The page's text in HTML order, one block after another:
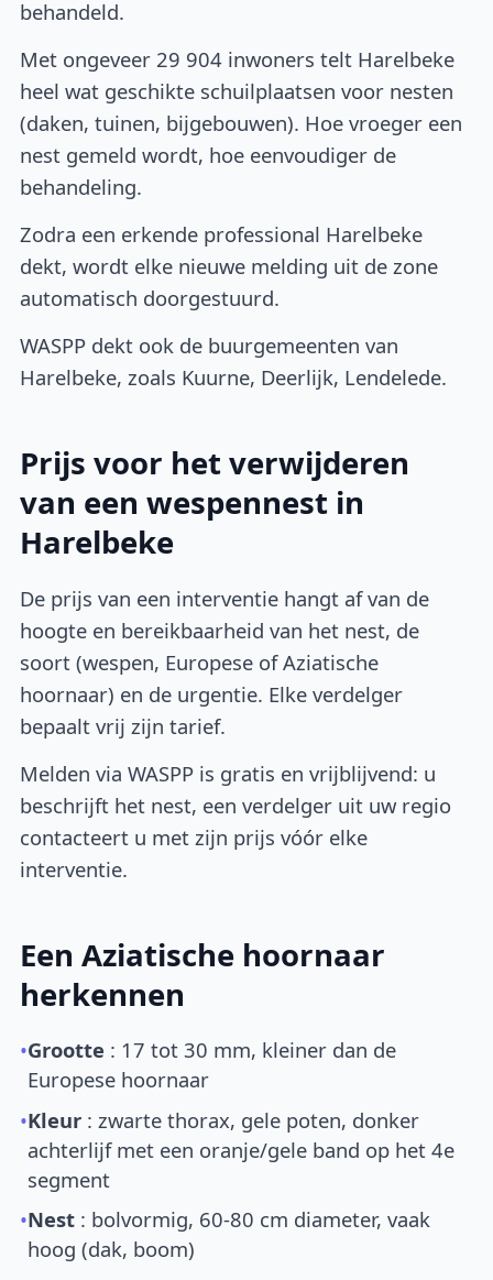
behandeld.
Met ongeveer 29 904 inwoners telt Harelbeke
heel wat geschikte schuilplaatsen voor nesten
(daken, tuinen, bijgebouwen). Hoe vroeger een
nest gemeld wordt, hoe eenvoudiger de
behandeling.
Zodra een erkende professional Harelbeke
dekt, wordt elke nieuwe melding uit de zone
automatisch doorgestuurd.
WASPP dekt ook de buurgemeenten van
Harelbeke, zoals Kuurne, Deerlijk, Lendelede.
Prijs voor het verwijderen
van een wespennest in
Harelbeke
De prijs van een interventie hangt af van de
hoogte en bereikbaarheid van het nest, de
soort (wespen, Europese of Aziatische
hoornaar) en de urgentie. Elke verdelger
bepaalt vrij zijn tarief.
Melden via WASPP is gratis en vrijblijvend: u
beschrijft het nest, een verdelger uit uw regio
contacteert u met zijn prijs vóór elke
interventie.
Een Aziatische hoornaar
herkennen
•Grootte : 17 tot 30 mm, kleiner dan de
Europese hoornaar
•Kleur : zwarte thorax, gele poten, donker
achterlijf met een oranje/gele band op het 4e
segment
•Nest : bolvormig, 60-80 cm diameter, vaak
hoog (dak, boom)